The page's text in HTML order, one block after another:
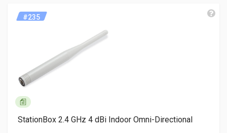
#235
StationBox 2.4 GHz 4 dBi Indoor Omni-Directional